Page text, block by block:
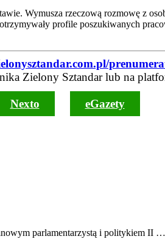
Wymusza rzeczową rozmowę z
profile poszukiwanych
Zielony Sztandar lub na
Nexto eGazety
parlamentarzystą i politykiem II …